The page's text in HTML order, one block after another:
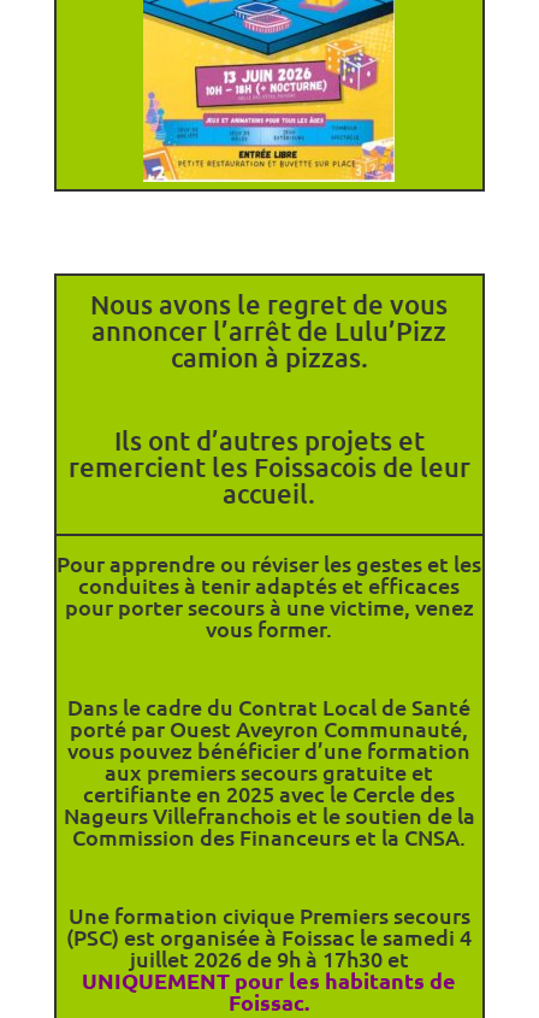
Nous avons le regret de vous
annoncer l’arrêt de Lulu’Pizz
camion à pizzas.
Ils ont d’autres projets et
remercient les Foissacois de leur
accueil.
Bonne continuation à eux !
Pour apprendre ou réviser les gestes et les
conduites à tenir adaptés et efficaces
pour porter secours à une victime, venez
vous former.
Dans le cadre du Contrat Local de Santé
porté par Ouest Aveyron Communauté,
vous pouvez bénéficier d’une formation
aux premiers secours gratuite et
certifiante en 2025 avec le Cercle des
Nageurs Villefranchois et le soutien de la
Commission des Financeurs et la CNSA.
Une formation civique Premiers secours
(PSC) est organisée à Foissac le samedi 4
juillet 2026 de 9h à 17h30 et
UNIQUEMENT pour les habitants de
Foissac.